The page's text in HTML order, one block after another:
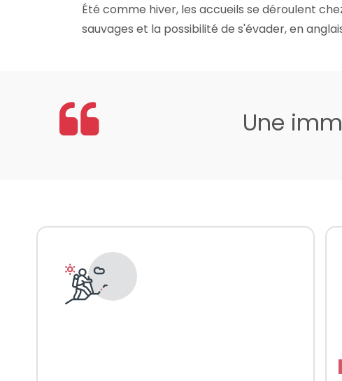
Été comme hiver, les accueils se déroulent
sauvages et la possibilité de s'évader, en
Une